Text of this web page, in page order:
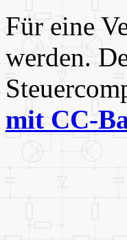
Für eine
werden.
mit CC-